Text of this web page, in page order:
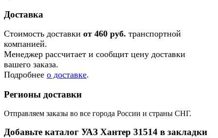
Доставка
Стоимость доставки от 460 руб. транспортной
компанией.
Менеджер рассчитает и сообщит цену доставки
вашего заказа.
Подробнее о доставке.
Регионы доставки
Отправляем заказы во все города России и страны СНГ.
Добавьте каталог УАЗ Хантер 31514 в закладки